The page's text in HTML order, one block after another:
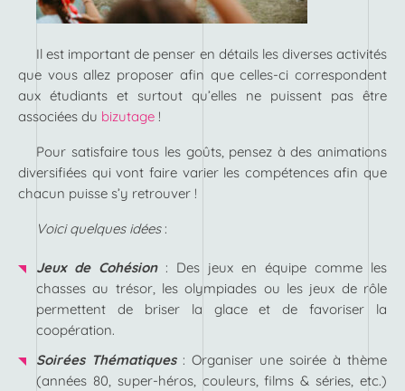
Il est important de penser en détails les diverses activités
que vous allez proposer afin que celles-ci correspondent
aux étudiants et surtout qu’elles ne puissent pas être
associées du bizutage !
Pour satisfaire tous les goûts, pensez à des animations
diversifiées qui vont faire varier les compétences afin que
chacun puisse s’y retrouver !
Voici quelques idées:
Jeux de Cohésion: Des jeux en équipe comme les
chasses au trésor, les olympiades ou les jeux de rôle
permettent de briser la glace et de favoriser la
coopération.
Soirées Thématiques: Organiser une soirée à thème
(années 80, super-héros, couleurs, films & séries, etc.)